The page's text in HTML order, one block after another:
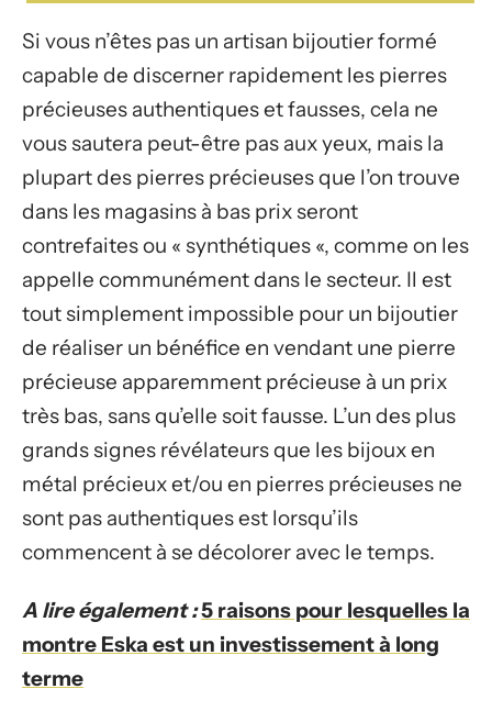
Si vous n’êtes pas un artisan bijoutier formé
capable de discerner rapidement les pierres
précieuses authentiques et fausses, cela ne
vous sautera peut-être pas aux yeux, mais la
plupart des pierres précieuses que l’on trouve
dans les magasins à bas prix seront
contrefaites ou « synthétiques «, comme on les
appelle communément dans le secteur. Il est
tout simplement impossible pour un bijoutier
de réaliser un bénéfice en vendant une pierre
précieuse apparemment précieuse à un prix
très bas, sans qu’elle soit fausse. L’un des plus
grands signes révélateurs que les bijoux en
métal précieux et/ou en pierres précieuses ne
sont pas authentiques est lorsqu’ils
commencent à se décolorer avec le temps.
A lire également :5 raisons pour lesquelles la
montre Eska est un investissement à long
terme